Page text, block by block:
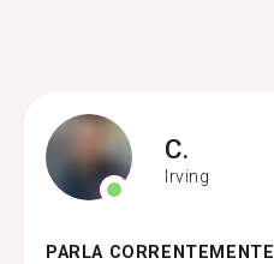
C.
Irving
PARLA CORRENTEMENTE